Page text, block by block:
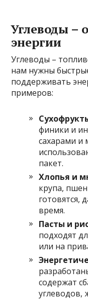
Углеводы –
энергии
Углеводы –
нам нужны
поддерживать
примеров:
финики и
сахарами и
пакет.
Хлопья и
крупа,
готовятся,
время.
Пасты и
подходят
или на
содержат
углеводов,